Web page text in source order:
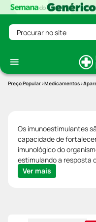
Procurar no site
Medicamentos
Os imunoestimulantes
capacidade de
imunológico do
estimulando a resposta
mais eficiente na
patogênicos, como
Ver mais